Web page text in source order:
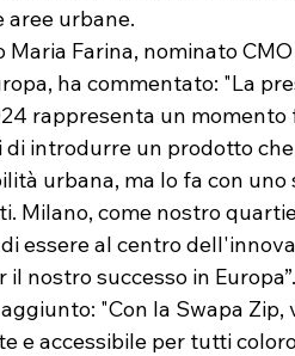
aree urbane.
Maria Farina, nominato
ha commentato: "La
rappresenta un
introdurre un prodotto
urbana, ma lo fa con
Milano, come nostro
essere al centro
il nostro successo in Europa”.
"Con la Swapa
e accessibile per tutti